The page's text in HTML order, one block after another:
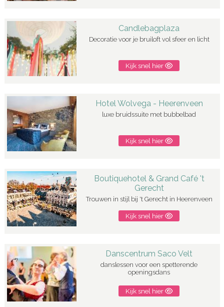
Candlebagplaza
Decoratie voor je bruiloft vol sfeer en licht
Kijk snel hier
Hotel Wolvega - Heerenveen
luxe bruidssuite met bubbelbad
Kijk snel hier
Boutiquehotel & Grand Café 't
Gerecht
Trouwen in stijl bij 't Gerecht in Heerenveen
Kijk snel hier
Danscentrum Saco Velt
danslessen voor een spetterende
openingsdans
Kijk snel hier